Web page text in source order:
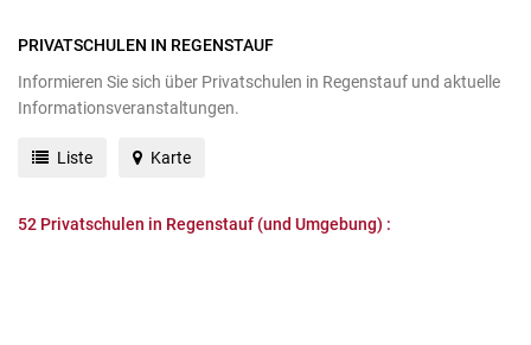
PRIVATSCHULEN IN REGENSTAUF
Informieren Sie sich über Privatschulen in Regenstauf und aktuelle
Informationsveranstaltungen.
Liste Karte
52 Privatschulen in Regenstauf (und Umgebung) :